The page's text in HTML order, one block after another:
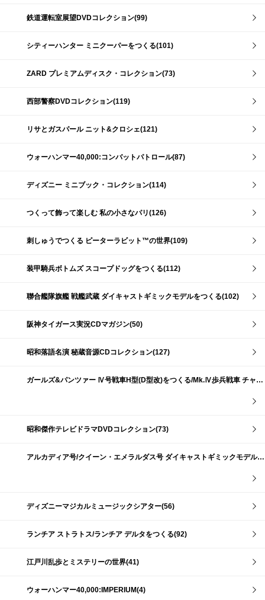
鉄道運転室展望DVDコレクション(99)
シティーハンター ミニクーパーをつくる(101)
ZARD プレミアムディスク・コレクション(73)
西部警察DVDコレクション(119)
リサとガスパール ニット&クロシェ(121)
ウォーハンマー40,000:コンバットパトロール(87)
ディズニー ミニブック・コレクション(114)
つくって飾って楽しむ 私の小さなパリ(126)
刺しゅうでつくる ピーターラビット™の世界(109)
装甲騎兵ボトムズ スコープドッグをつくる(112)
聯合艦隊旗艦 戦艦武蔵 ダイキャストギミックモデルをつくる(102)
阪神タイガース実況CDマガジン(50)
昭和落語名演 秘蔵音源CDコレクション(127)
ガールズ&パンツァー Ⅳ号戦車H型(D型改)をつくる/Mk.Ⅳ歩兵戦車 チャーチルMk.Ⅶをつくる(191)
昭和傑作テレビドラマDVDコレクション(73)
アルカディア号/クイーン・エメラルダス号 ダイキャストギミックモデルをつくる(159)
ディズニーマジカルミュージックシアター(56)
ランチア ストラトス/ランチア デルタをつくる(92)
江戸川乱歩とミステリーの世界(41)
ウォーハンマー40,000:IMPERIUM(4)